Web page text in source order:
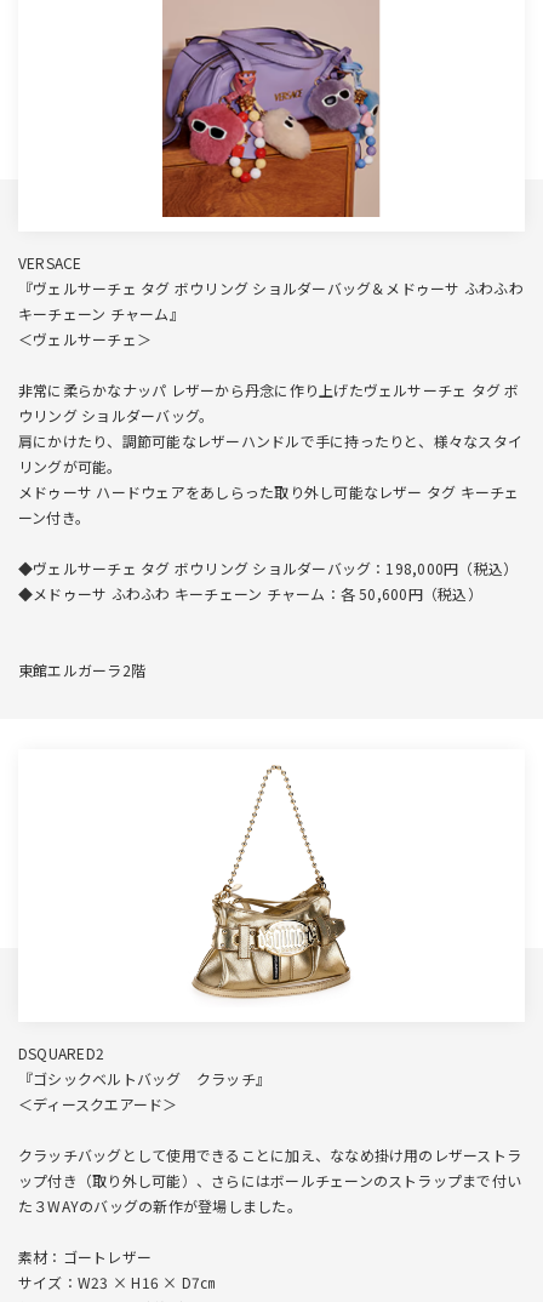
VERSACE
『ヴェルサーチェ タグ ボウリング ショルダーバッグ＆メドゥーサ ふわふわ
キーチェーン チャーム』
＜ヴェルサーチェ＞
非常に柔らかなナッパ レザーから丹念に作り上げたヴェルサーチェ タグ ボ
ウリング ショルダーバッグ。
肩にかけたり、調節可能なレザーハンドルで手に持ったりと、様々なスタイ
リングが可能。
メドゥーサ ハードウェアをあしらった取り外し可能なレザー タグ キーチェ
ーン付き。
◆ヴェルサーチェ タグ ボウリング ショルダーバッグ：198,000円（税込）
◆メドゥーサ ふわふわ キーチェーン チャーム：各 50,600円（税込）
東館エルガーラ2階
DSQUARED2
『ゴシックベルトバッグ クラッチ』
＜ディースクエアード＞
クラッチバッグとして使用できることに加え、ななめ掛け用のレザーストラ
ップ付き（取り外し可能）、さらにはボールチェーンのストラップまで付い
た３WAYのバッグの新作が登場しました。
素材：ゴートレザー
サイズ：W23 × H16 × D7㎝